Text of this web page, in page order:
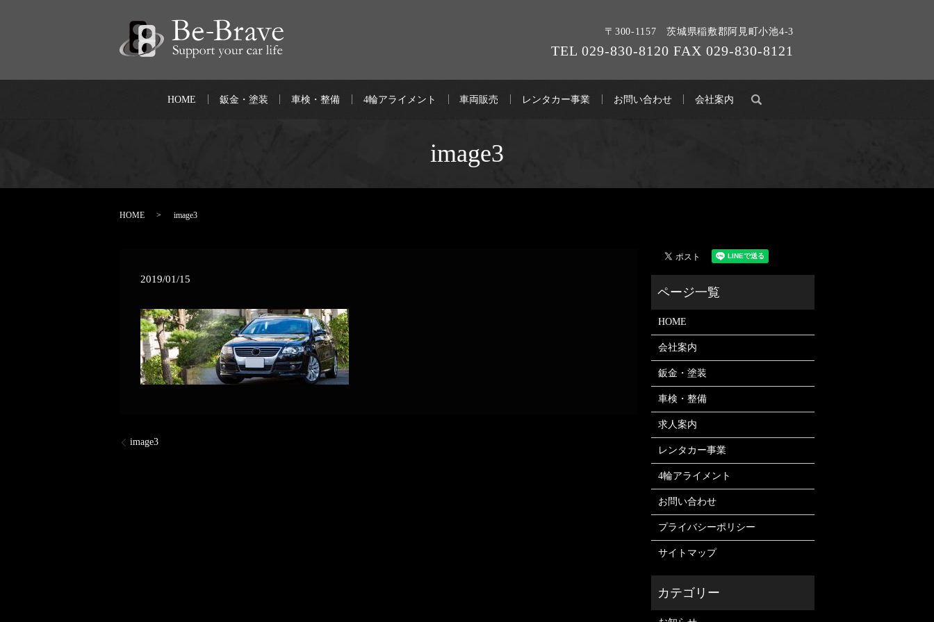
HOME 鈑金・塗装 車検・整備 4輪アライメント 車両販売 レンタカー事業 お問い合わせ 会社案内
〒300-1157 茨城県稲敷郡阿見町小池4-3
TEL 029-830-8120 FAX 029-830-8121
image3
HOME image3
2019/01/15
image3
HOME
会社案内
鈑金・塗装
車検・整備
求人案内
レンタカー事業
4輪アライメント
お問い合わせ
プライバシーポリシー
サイトマップ